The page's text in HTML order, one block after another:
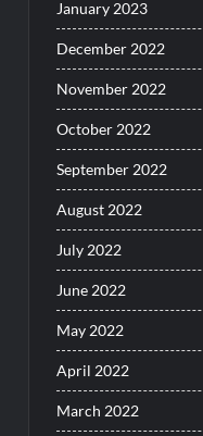
January 2023
December 2022
November 2022
October 2022
September 2022
August 2022
July 2022
June 2022
May 2022
April 2022
March 2022